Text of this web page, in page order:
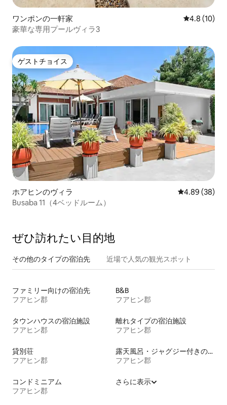
ワンポンの一軒家 レビュー10
4.8 (10)
豪華な専用プールヴィラ3
ゲストチョイス
ゲストチョイス
ホアヒンのヴィラ レビュー38
4.89 (38)
Busaba 11（4ベッドルーム）
ぜひ訪⁠れ⁠た⁠い目⁠的⁠地
その他のタ⁠イ⁠プ⁠の宿⁠泊⁠先 近場で人気の観光スポット
ファミリー向けの宿泊先
フアヒン郡
B&B
フアヒン郡
タウンハウスの宿泊施設
フアヒン郡
離れタイプの宿泊施設
フアヒン郡
貸別荘
フアヒン郡
露天風呂・ジャグジー付きの宿泊施設
フアヒン郡
コンドミニアム
フアヒン郡
さらに表示